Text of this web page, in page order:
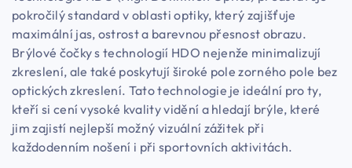
pokročilý standard v oblasti optiky, který zajišťuje
maximální jas, ostrost a barevnou přesnost obrazu.
Brýlové čočky s technologií HDO nejenže minimalizují
zkreslení, ale také poskytují široké pole zorného pole bez
optických zkreslení. Tato technologie je ideální pro ty,
kteří si cení vysoké kvality vidění a hledají brýle, které
jim zajistí nejlepší možný vizuální zážitek při
každodenním nošení i při sportovních aktivitách.